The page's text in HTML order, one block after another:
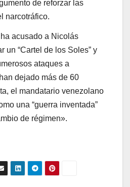
de reforzar las
narcotráfico.
acusado a Nicolás
un “Cartel de los Soles” y
ataques a
dejado más de 60
el mandatario venezolano
una “guerra inventada”
de régimen».